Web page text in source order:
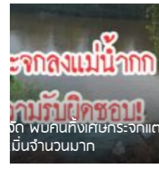
ชาวผาลั้ง โวย ไร้หน่ว
จัดการกันเอง